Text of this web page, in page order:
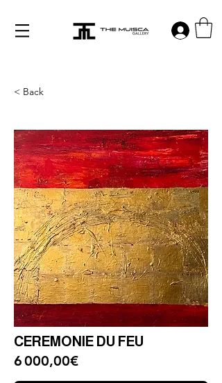
Log in
< Back
CEREMONIE DU FEU
6 000,00€